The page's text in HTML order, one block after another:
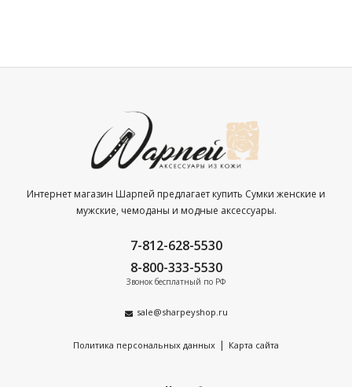
Интернет магазин Шарпей предлагает купить Сумки женские и
мужские, чемоданы и модные аксессуары.
7-812-628-5530
8-800-333-5530
Звонок бесплатный по РФ
sale@sharpeyshop.ru
Политика персональных данных | Карта сайта